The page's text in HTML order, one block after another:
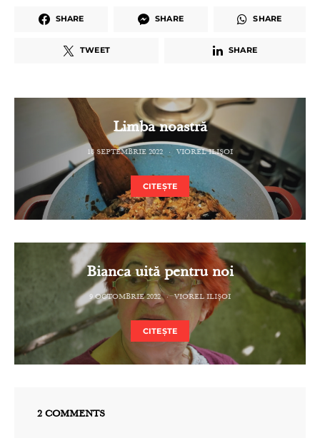
SHARE SHARE SHARE
TWEET SHARE
Limba noastră
18 SEPTEMBRIE 2022 VIOREL ILIȘOI
CITEȘTE
Bianca uită pentru noi
9 OCTOMBRIE 2022 VIOREL ILIȘOI
CITEȘTE
2 COMMENTS